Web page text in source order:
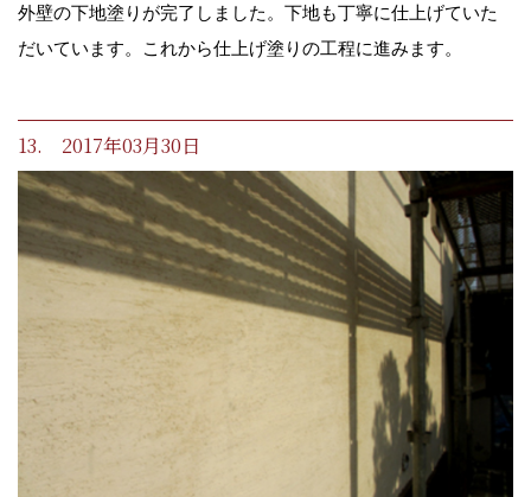
外壁の下地塗りが完了しました。下地も丁寧に仕上げていた
だいています。これから仕上げ塗りの工程に進みます。
13. 2017年03月30日